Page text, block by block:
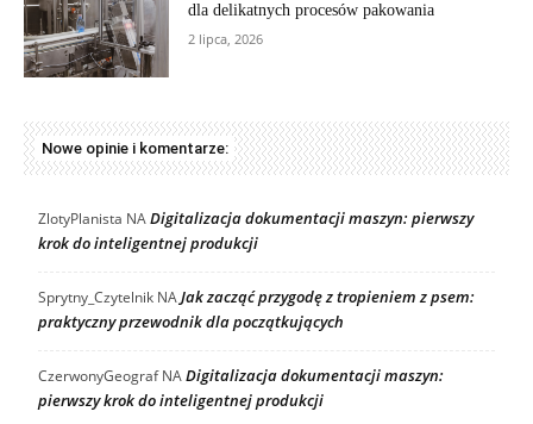
dla delikatnych procesów pakowania
2 lipca, 2026
Nowe opinie i komentarze:
ZlotyPlanista NADigitalizacja dokumentacji maszyn: pierwszy
krok do inteligentnej produkcji
Sprytny_Czytelnik NAJak zacząć przygodę z tropieniem z psem:
praktyczny przewodnik dla początkujących
CzerwonyGeografNADigitalizacja dokumentacji maszyn:
pierwszy krok do inteligentnej produkcji